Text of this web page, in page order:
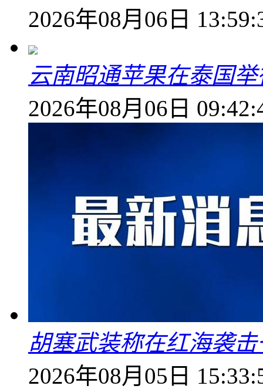
2026年08月06日
云南昭通苹果在泰国
2026年08月06日
胡塞武装称在红海袭
2026年08月05日